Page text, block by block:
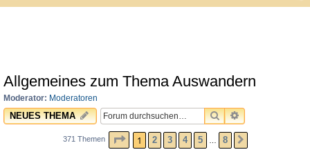
Allgemeines zum Thema Auswandern
Moderator: Moderatoren
NEUES THEMA SUCHEERWEITERTE
371 Themen SEITE1 VON8
1 2 3 4 5 8